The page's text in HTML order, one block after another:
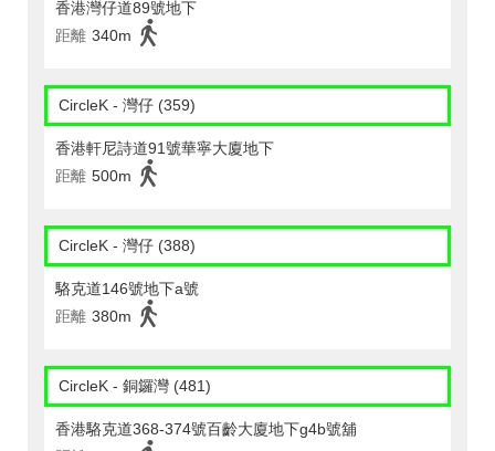
香港灣仔道89號地下
距離 340m
CircleK - 灣仔 (359)
香港軒尼詩道91號華寧大廈地下
距離 500m
CircleK - 灣仔 (388)
駱克道146號地下a號
距離 380m
CircleK - 銅鑼灣 (481)
香港駱克道368-374號百齡大廈地下g4b號舖